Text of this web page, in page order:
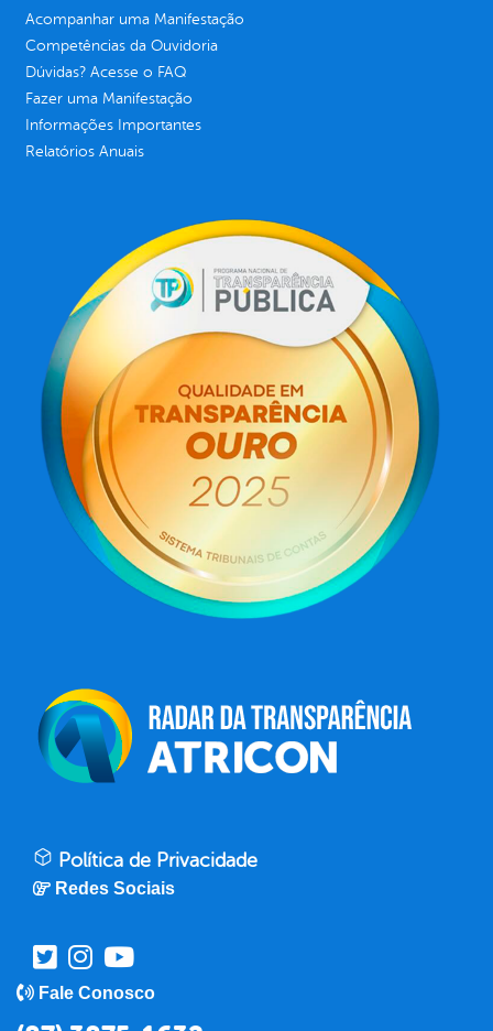
Acompanhar uma Manifestação
Competências da Ouvidoria
Dúvidas? Acesse o FAQ
Fazer uma Manifestação
Informações Importantes
Relatórios Anuais
Política de Privacidade
Redes Sociais
Fale Conosco